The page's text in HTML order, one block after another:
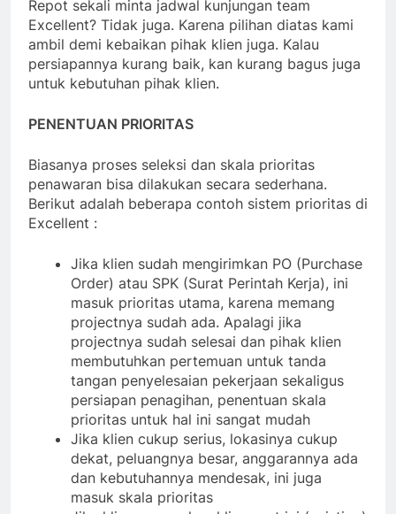
Repot sekali minta jadwal kunjungan team
Excellent? Tidak juga. Karena pilihan diatas kami
ambil demi kebaikan pihak klien juga. Kalau
persiapannya kurang baik, kan kurang bagus juga
untuk kebutuhan pihak klien.
PENENTUAN PRIORITAS
Biasanya proses seleksi dan skala prioritas
penawaran bisa dilakukan secara sederhana.
Berikut adalah beberapa contoh sistem prioritas di
Excellent :
Jika klien sudah mengirimkan PO (Purchase
Order) atau SPK (Surat Perintah Kerja), ini
masuk prioritas utama, karena memang
projectnya sudah ada. Apalagi jika
projectnya sudah selesai dan pihak klien
membutuhkan pertemuan untuk tanda
tangan penyelesaian pekerjaan sekaligus
persiapan penagihan, penentuan skala
prioritas untuk hal ini sangat mudah
Jika klien cukup serius, lokasinya cukup
dekat, peluangnya besar, anggarannya ada
dan kebutuhannya mendesak, ini juga
masuk skala prioritas